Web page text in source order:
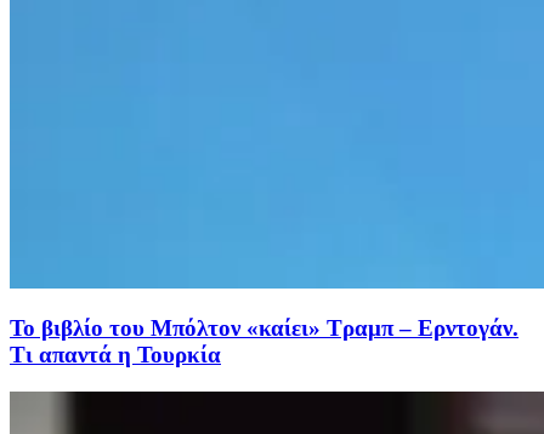
Το βιβλίο του Μπόλτον «καίει» Τραμπ – Ερντογάν.
Τι απαντά η Τουρκία